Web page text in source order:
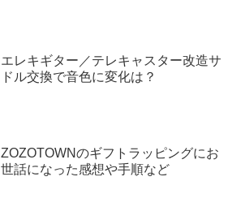
エレキギター／テレキャスター改造サ
ドル交換で音色に変化は？
ZOZOTOWNのギフトラッピングにお
世話になった感想や手順など